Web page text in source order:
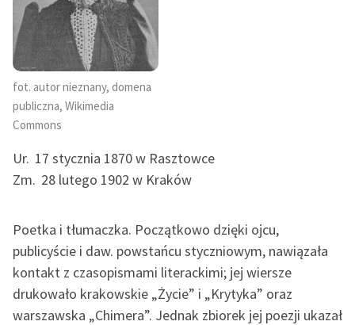
fot. autor nieznany, domena
publiczna, Wikimedia
Commons
Ur. 17 stycznia 1870 w Rasztowce
Zm. 28 lutego 1902 w Kraków
Poetka i tłumaczka. Początkowo dzięki ojcu,
publicyście i daw. powstańcu styczniowym, nawiązała
kontakt z czasopismami literackimi; jej wiersze
drukowało krakowskie „Życie” i „Krytyka” oraz
warszawska „Chimera”. Jednak zbiorek jej poezji ukazał